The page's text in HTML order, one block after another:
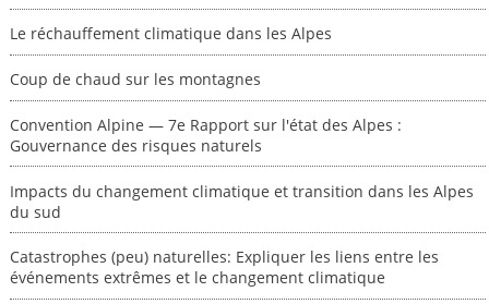
Le réchauffement climatique dans les Alpes
Coup de chaud sur les montagnes
Convention Alpine — 7e Rapport sur l'état des Alpes :
Gouvernance des risques naturels
Impacts du changement climatique et transition dans les Alpes
du sud
Catastrophes (peu) naturelles: Expliquer les liens entre les
événements extrêmes et le changement climatique